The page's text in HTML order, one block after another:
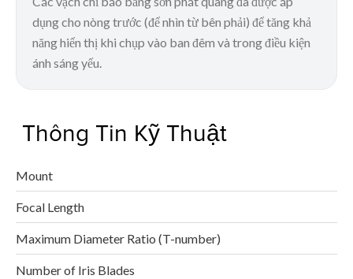
dụng cho nòng trước (để nhìn từ bên phải) để tăng khả
năng hiển thị khi chụp vào ban đêm và trong điều kiện
ánh sáng yếu.
Thông Tin Kỹ Thuật
Mount
Focal Length
Maximum Diameter Ratio (T-number)
Number of Iris Blades